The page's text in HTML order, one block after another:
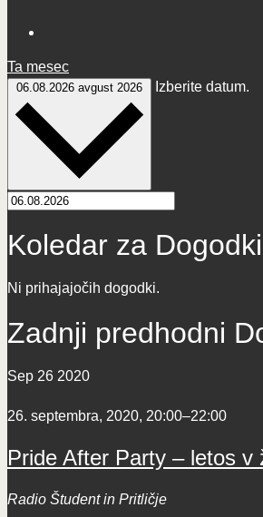
Ta mesec
06.08.2026 avgust 2026 Izberite datum.
Koledar za Dogodki
Ni prihajajočih dogodki.
Zadnji predhodni
Sep 26 2020
26. septembra, 2020, 20:00–22:00
Pride After Party – letos v
Radio Študent in Pritličje